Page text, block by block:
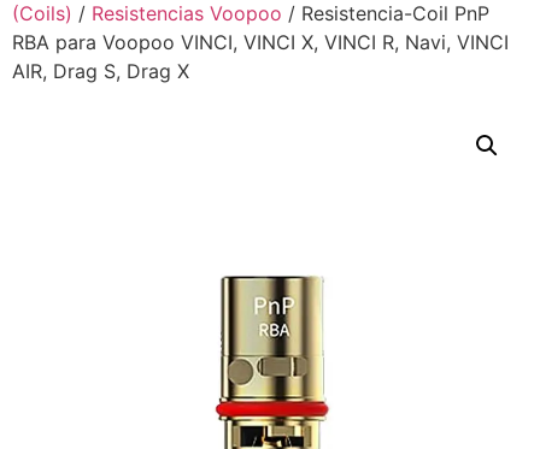
(Coils) / Resistencias Voopoo / Resistencia-Coil PnP
RBA para Voopoo VINCI, VINCI X, VINCI R, Navi, VINCI
AIR, Drag S, Drag X